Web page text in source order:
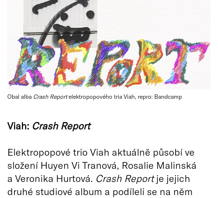
Obal alba Crash Reportelektropopového tria Viah, repro: Bandcamp
Viah: Crash Report
Elektropopové trio Viah aktuálně působí ve
složení Huyen Vi Tranová, Rosalie Malinská
a Veronika Hurtová. Crash Reportje jejich
druhé studiové album a podíleli se na něm